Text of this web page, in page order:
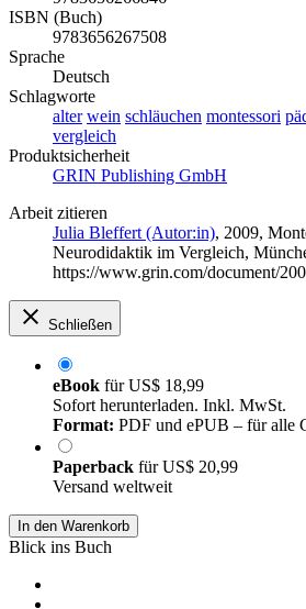
ISBN (Buch)
9783656267508
Sprache
Deutsch
Schlagworte
alter wein schläuchen montessori
vergleich
Produktsicherheit
GRIN Publishing GmbH
Arbeit zitieren
Julia Bleffert (Autor:in), 2009,
Neurodidaktik im Vergleich,
https://www.grin.com/document/
Schließen
eBook fürUS$ 18,99
Sofort herunterladen. Inkl. MwSt.
Format: PDF und ePUB – für alle
Paperback fürUS$ 20,99
Versand weltweit
In den Warenkorb
Blick ins Buch